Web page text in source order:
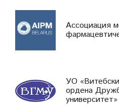
Ассоциация
УО
ордена
университет»